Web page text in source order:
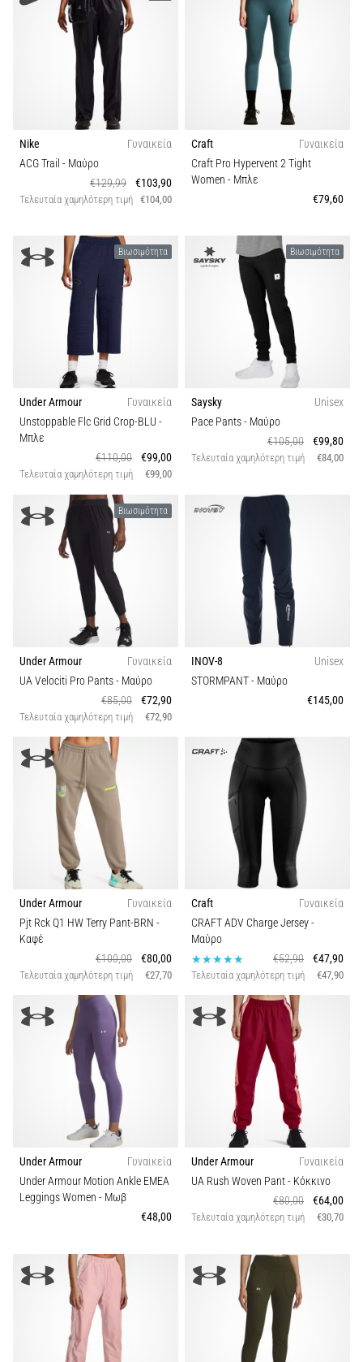
Shuttle
είναι
και
εκτελούνται;
το
ευκιννησία
και
τις
αλλαγές
Πώς
εκτελείται
σωστά,
29 λεπτά ανάγνωσης
του
Δρομέα:
Αντιμετώπιση
Πρόληψη
και
ως
σύνδρομο
λαγονοκνημιαίας
ταινίας
είναι
ένα
των
άρθρων
Συλλογή
Βιωσιμότητα
Nike
Γυναικεία
ACG Trail - Μαύρο
€129,99
€103,90
Τελευταία χαμηλότερη τιμή €104,00
Craft
Γυναικεία
Craft Pro Hypervent 2 Tight
Women - Μπλε
€79,60
Βιωσιμότητα
Under Armour
Γυναικεία
Unstoppable Flc Grid Crop-BLU -
Μπλε
€110,00
€99,00
Τελευταία χαμηλότερη τιμή €99,00
Βιωσιμότητα
Saysky
Unisex
Pace Pants- Μαύρο
€105,00
€99,80
Τελευταία χαμηλότερη τιμή €84,00
Βιωσιμότητα
Under Armour
Γυναικεία
UA Velociti Pro Pants- Μαύρο
€85,00
€72,90
Τελευταία χαμηλότερη τιμή €72,90
INOV-8
Unisex
STORMPANT- Μαύρο
€145,00
Under Armour
Γυναικεία
Pjt Rck Q1 HW Terry Pant-BRN -
Καφέ
€100,00
€80,00
Τελευταία χαμηλότερη τιμή €27,70
Craft
Γυναικεία
CRAFT ADV Charge Jersey-
Μαύρο
€52,90
€47,90
Τελευταία χαμηλότερη τιμή €47,90
Under Armour
Γυναικεία
Under Armour Motion Ankle EMEA
Leggings Women - Μωβ
€48,00
Under Armour
Γυναικεία
UA Rush Woven Pant- Κόκκινο
€80,00
€64,00
Τελευταία χαμηλότερη τιμή €30,70